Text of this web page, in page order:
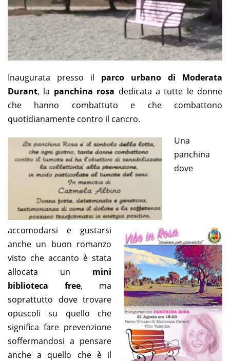
Inaugurata presso il parco urbano di Moderata
Durant, la panchina rosa dedicata a tutte le donne
che hanno combattuto e che combattono
quotidianamente contro il cancro.
Una
panchina
dove
accomodarsi e gustarsi
anche un buon romanzo
visto che accanto è stata
allocata un mini
biblioteca free, ma
soprattutto dove trovare
opuscoli su quello che
significa fare prevenzione
soffermandosi a pensare
anche a quello che è il